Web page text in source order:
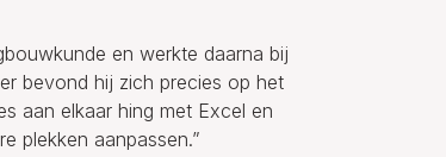
en werkte daarna bij
bevond hij zich precies op het
aan elkaar hing met Excel en
plekken aanpassen.”